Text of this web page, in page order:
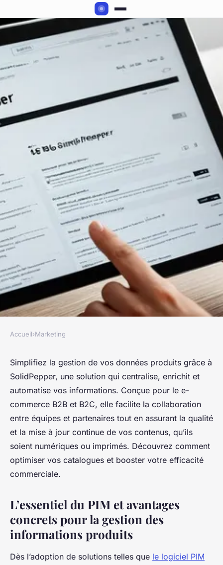
Pim solidpepper : simplifiez la
gestion de vos données
produits
Yasmine•2 juillet 2025•4 min de lecture
Accueil›Marketing
Simplifiez la gestion de vos données produits grâce à
SolidPepper, une solution qui centralise, enrichit et
automatise vos informations. Conçue pour le e-
commerce B2B et B2C, elle facilite la collaboration
entre équipes et partenaires tout en assurant la qualité
et la mise à jour continue de vos contenus, qu’ils
soient numériques ou imprimés. Découvrez comment
optimiser vos catalogues et booster votre efficacité
commerciale.
L’essentiel du PIM et avantages
concrets pour la gestion des
informations produits
Dès l’adoption de solutions telles que le logiciel PIM